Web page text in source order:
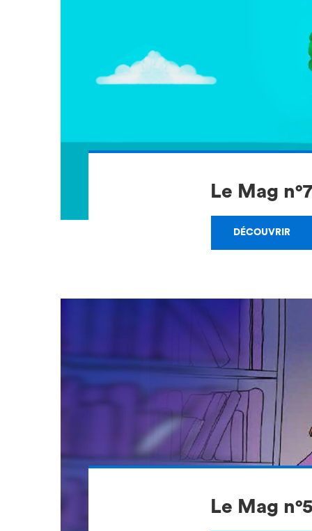
Le Mag n°7
DÉCOUVRIR
Le Mag